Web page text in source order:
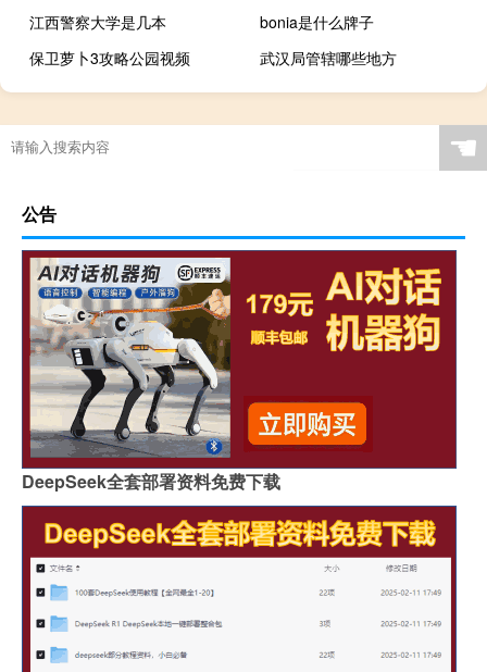
江西警察大学是几本
bonia是什么牌子
保卫萝卜3攻略公园视频
武汉局管辖哪些地方
☚
公告
DeepSeek全套部署资料免费下载